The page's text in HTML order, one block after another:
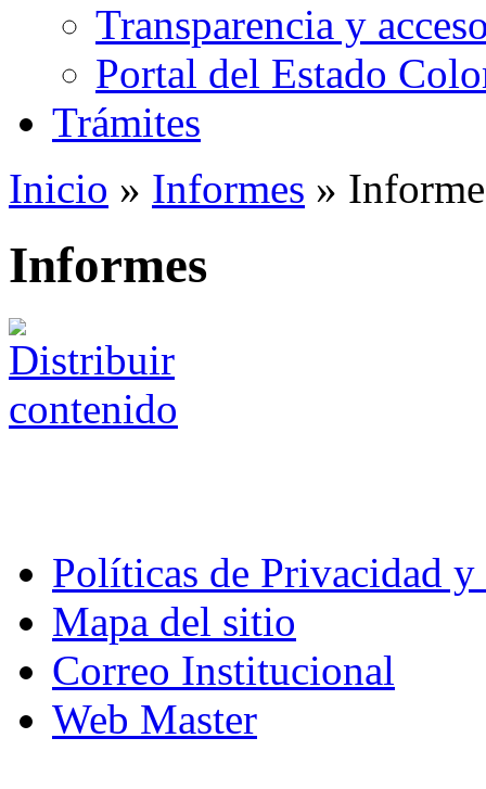
Transparencia y
Portal del Estado
Trámites
Inicio » Informes »
Informes
Políticas de Privacidad
Mapa del sitio
Correo Institucional
Web Master